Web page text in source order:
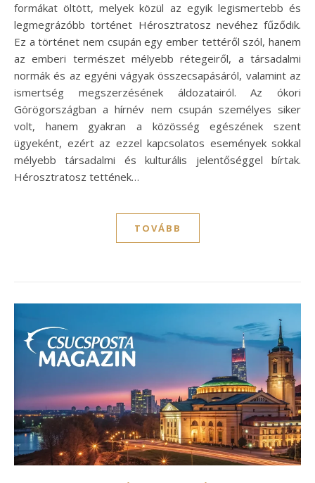
formákat öltött, melyek közül az egyik legismertebb és
legmegrázóbb történet Hérosztratosz nevéhez fűződik.
Ez a történet nem csupán egy ember tettéről szól, hanem
az emberi természet mélyebb rétegeiről, a társadalmi
normák és az egyéni vágyak összecsapásáról, valamint az
ismertség megszerzésének áldozatairól. Az ókori
Görögországban a hírnév nem csupán személyes siker
volt, hanem gyakran a közösség egészének szent
ügyeként, ezért az ezzel kapcsolatos események sokkal
mélyebb társadalmi és kulturális jelentőséggel bírtak.
Hérosztratosz tettének…
TOVÁBB